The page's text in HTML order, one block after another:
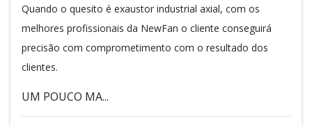
Quando o quesito é exaustor industrial axial, com os
melhores profissionais da NewFan o cliente conseguirá
precisão com comprometimento com o resultado dos
clientes.
UM POUCO MA...